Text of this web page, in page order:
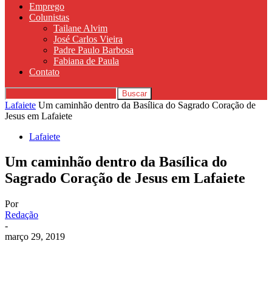
Emprego
Colunistas
Tailane Alvim
José Carlos Vieira
Padre Paulo Barbosa
Fabiana de Paula
Contato
Lafaiete Um caminhão dentro da Basílica do Sagrado Coração de
Jesus em Lafaiete
Lafaiete
Um caminhão dentro da Basílica do
Sagrado Coração de Jesus em Lafaiete
Por
Redação
-
março 29, 2019